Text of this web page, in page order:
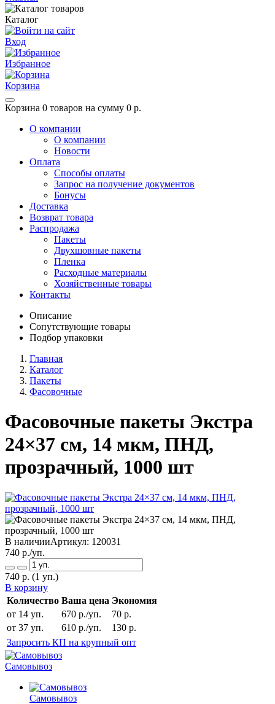
Каталог
Вход
Избранное
Корзина
Корзина 0 товаров на сумму 0 р.
О компании
О компании
Новости
Оплата
Способы оплаты
Запрос на получение документов
Бонусы
Доставка
Возврат товара
Распродажа
Пакеты
Двухшовные пакеты
Пленка
Расходные материалы
Хозяйственные товары
Контакты
Описание
Сопутствующие товары
Подбор упаковки
Главная
Каталог
Пакеты
Фасовочные
Фасовочные пакеты Экстра
24×37 см, 14 мкм, ПНД,
прозрачный, 1000 шт
В наличииАртикул: 120031
740 р./уп.
740 р. (1 уп.)
В корзину
Количество Ваша цена Экономия
от 14 уп.
670 р./уп.
70 р.
от 37 уп.
610 р./уп.
130 р.
Запросить КП на крупный опт
Самовывоз
Самовывоз